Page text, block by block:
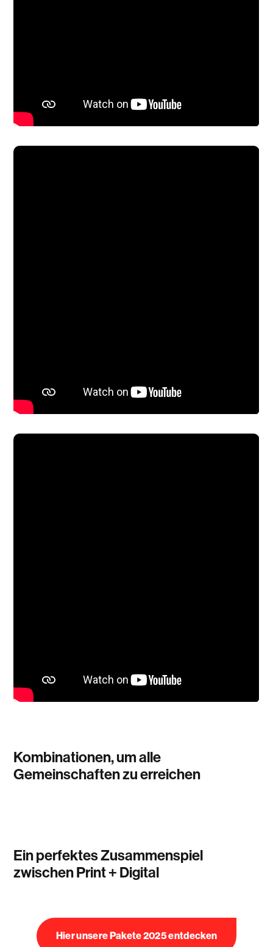
Kombinationen, um alle
Gemeinschaften zu erreichen
Ein perfektes Zusammenspiel
zwischen Print + Digital
Hier unsere Pakete 2025 entdecken